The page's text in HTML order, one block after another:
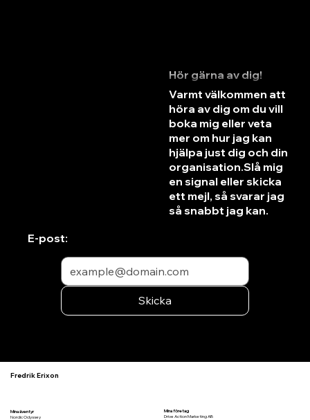
Fredrik Erixon
Mina företag
Drive Action Marketing AB
Mina äventyr
Nordic Odyssey
Hör gärna av dig!
Varmt välkommen att
höra av dig om du vill
boka mig eller veta
mer om hur jag kan
hjälpa just dig och din
organisation.Slå mig
en signal eller skicka
ett mejl, så svarar jag
så snabbt jag kan.
E-post:
Skicka